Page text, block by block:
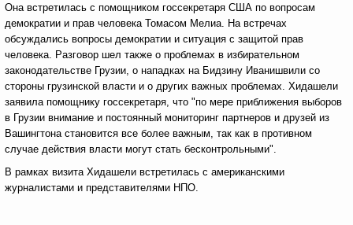
Она встретилась с помощником госсекретаря США по вопросам
демократии и прав человека Томасом Мелиа. На встречах
обсуждались вопросы демократии и ситуация с защитой прав
человека. Разговор шел также о проблемах в избирательном
законодательстве Грузии, о нападках на Бидзину Иванишвили со
стороны грузинской власти и о других важных проблемах. Хидашели
заявила помощнику госсекретаря, что "по мере приближения выборов
в Грузии внимание и постоянный мониторинг партнеров и друзей из
Вашингтона становится все более важным, так как в противном
случае действия власти могут стать бесконтрольными".
В рамках визита Хидашели встретилась с американскими
журналистами и представителями НПО.